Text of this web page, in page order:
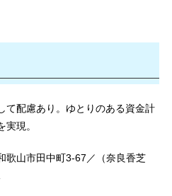
て配慮あり。ゆとりのある資金計
現。
歌山市田中町3-67／（奈良香芝